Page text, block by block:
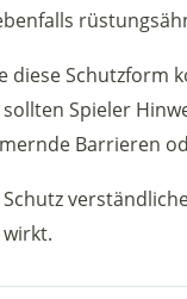
diese Schutzform
Spieler
Barrieren